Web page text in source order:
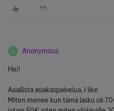
A Anonymous
Hei!
Asiallista asiakaspalvelua, I like.
Miten menee kun tämä lasku oli